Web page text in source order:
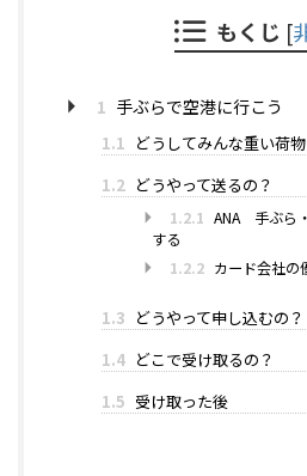
もくじ [
1 手ぶらで空港に行こう
1.1 どうしてみんな重い荷
1.2 どうやって送るの？
1.2.1 ANA 手ぶら
する
1.2.2 カード会社の
1.3 どうやって申し込むの？
1.4 どこで受け取るの？
1.5 受け取った後